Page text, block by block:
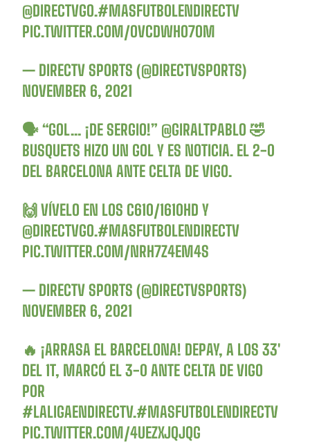
@DIRECTVGO.#MASFUTBOLENDIRECTV
PIC.TWITTER.COM/OVCDWHO7OM
— DIRECTV SPORTS (@DIRECTVSPORTS)
NOVEMBER 6, 2021
🗣️ “GOL… ¡DE SERGIO!” @GIRALTPABLO 🤣
BUSQUETS HIZO UN GOL Y ES NOTICIA. EL 2-0
DEL BARCELONA ANTE CELTA DE VIGO.
🙌 VÍVELO EN LOS C610/1610HD Y
@DIRECTVGO.#MASFUTBOLENDIRECTV
PIC.TWITTER.COM/NRH7Z4EM4S
— DIRECTV SPORTS (@DIRECTVSPORTS)
NOVEMBER 6, 2021
🔥 ¡ARRASA EL BARCELONA! DEPAY, A LOS 33′
DEL 1T, MARCÓ EL 3-0 ANTE CELTA DE VIGO
POR
#LALIGAENDIRECTV.#MASFUTBOLENDIRECTV
PIC.TWITTER.COM/4UEZXJQJQG